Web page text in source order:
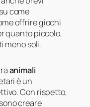
come
offrire giochi
quanto piccolo,
meno soli.
animali
è un
Con rispetto,
creare